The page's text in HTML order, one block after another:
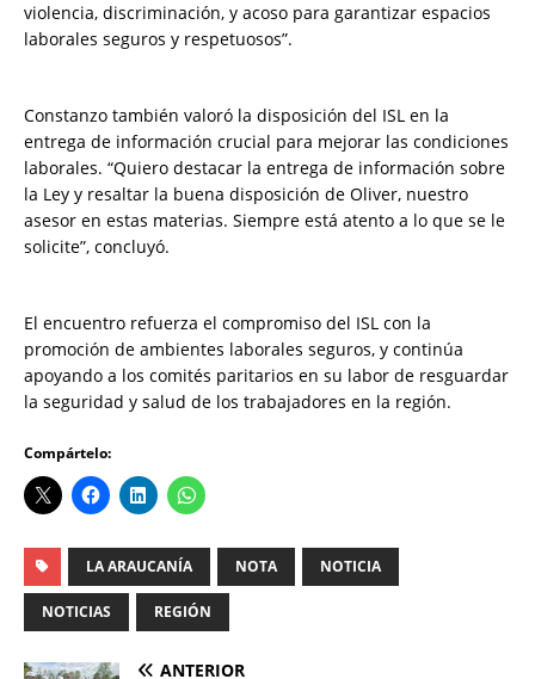
violencia, discriminación, y acoso para garantizar espacios
laborales seguros y respetuosos”.
Constanzo también valoró la disposición del ISL en la
entrega de información crucial para mejorar las condiciones
laborales. “Quiero destacar la entrega de información sobre
la Ley y resaltar la buena disposición de Oliver, nuestro
asesor en estas materias. Siempre está atento a lo que se le
solicite”, concluyó.
El encuentro refuerza el compromiso del ISL con la
promoción de ambientes laborales seguros, y continúa
apoyando a los comités paritarios en su labor de resguardar
la seguridad y salud de los trabajadores en la región.
Compártelo:
LA ARAUCANÍA NOTA NOTICIA
NOTICIAS REGIÓN
ANTERIOR